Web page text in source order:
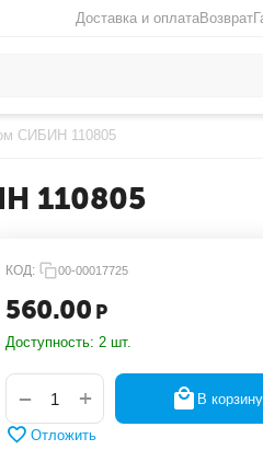
Доставка и оплатаВозврат
СИБИН 110805
110805
КОД: 00-00017725
560.00 Р
Доступность: 2 шт.
+
− В корзину
Отложить